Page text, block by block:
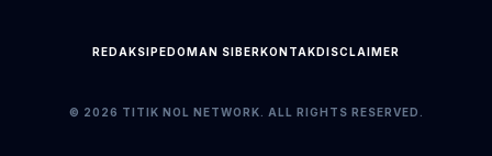
REDAKSIPEDOMAN SIBERKONTAKDISCLAIMER
© 2026 TITIK NOL NETWORK. ALL RIGHTS RESERVED.